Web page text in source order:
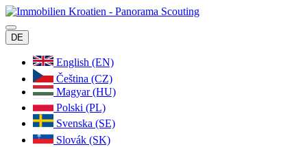
DE
English (EN)
Čeština (CZ)
Magyar (HU)
Polski (PL)
Svenska (SE)
Slovák (SK)